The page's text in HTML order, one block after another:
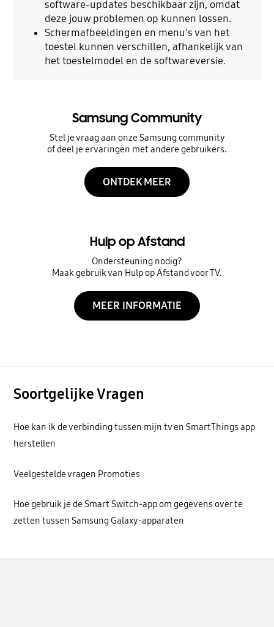
software-updates beschikbaar zijn, omdat
deze jouw problemen op kunnen lossen.
Schermafbeeldingen en menu's van het
toestel kunnen verschillen, afhankelijk van
het toestelmodel en de softwareversie.
Samsung Community
Stel je vraag aan onze Samsung community
of deel je ervaringen met andere gebruikers.
ONTDEK MEER
Hulp op Afstand
Ondersteuning nodig?
Maak gebruik van Hulp op Afstand voor TV.
MEER INFORMATIE
Soortgelijke Vragen
Hoe kan ik de verbinding tussen mijn tv en SmartThings app
herstellen
Veelgestelde vragen Promoties
Hoe gebruik je de Smart Switch-app om gegevens over te
zetten tussen Samsung Galaxy-apparaten